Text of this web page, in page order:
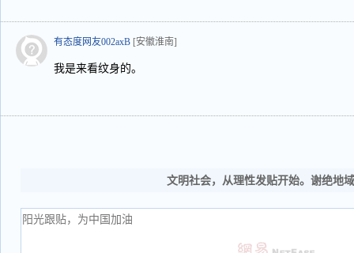
有态度网友002axB [安徽淮南]
我是来看纹身的。
文明社会，从理性发贴开始。谢绝地